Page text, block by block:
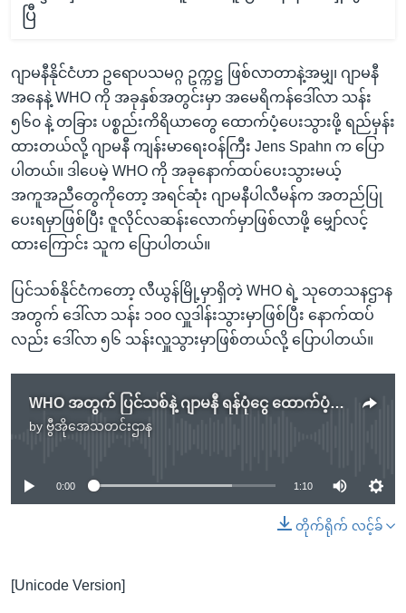
ပြီ
ဂျာမနီနိုင်ငံဟာ ဥရောပသမဂ္ဂ ဥက္ကဋ္ဌ ဖြစ်လာတာနဲ့အမျှ၊ ဂျာမနီ
အနေနဲ့ WHO ကို အခုနှစ်အတွင်းမှာ အမေရိကန်ဒေါ်လာ သန်း
၅၆၀ နဲ့ တခြား ပစ္စည်းကိရိယာတွေ ထောက်ပံ့ပေးသွားဖို့ ရည်မှန်း
ထားတယ်လို့ ဂျာမနီ ကျန်းမာရေးဝန်ကြီး Jens Spahn က ပြော
ပါတယ်။ ဒါပေမဲ့ WHO ကို အခုနောက်ထပ်ပေးသွားမယ့်
အကူအညီတွေကိုတော့ အရင်ဆုံး ဂျာမနီပါလီမန်က အတည်ပြု
ပေးရမှာဖြစ်ပြီး ဇူလိုင်လဆန်းလောက်မှာဖြစ်လာဖို့ မျှော်လင့်
ထားကြောင်း သူက ပြောပါတယ်။
ပြင်သစ်နိုင်ငံကတော့ လီယွန်မြို့မှာရှိတဲ့ WHO ရဲ့ သုတေသနဌာန
အတွက် ဒေါ်လာ သန်း ၁၀၀ လှူဒါန်းသွားမှာဖြစ်ပြီး နောက်ထပ်
လည်း ဒေါ်လာ ၅၆ သန်းလှူသွားမှာဖြစ်တယ်လို့ ပြောပါတယ်။
WHO အတွက် ပြင်သစ်နဲ့ ဂျာမနီ ရန်ပုံငွေ ထောက်ပံ့မယ်
by ဗွီအိုအေသတင်းဌာန
No media source currently available
0:00 1:10
တိုက်ရိုက် လင့်ခ်
[Unicode Version]